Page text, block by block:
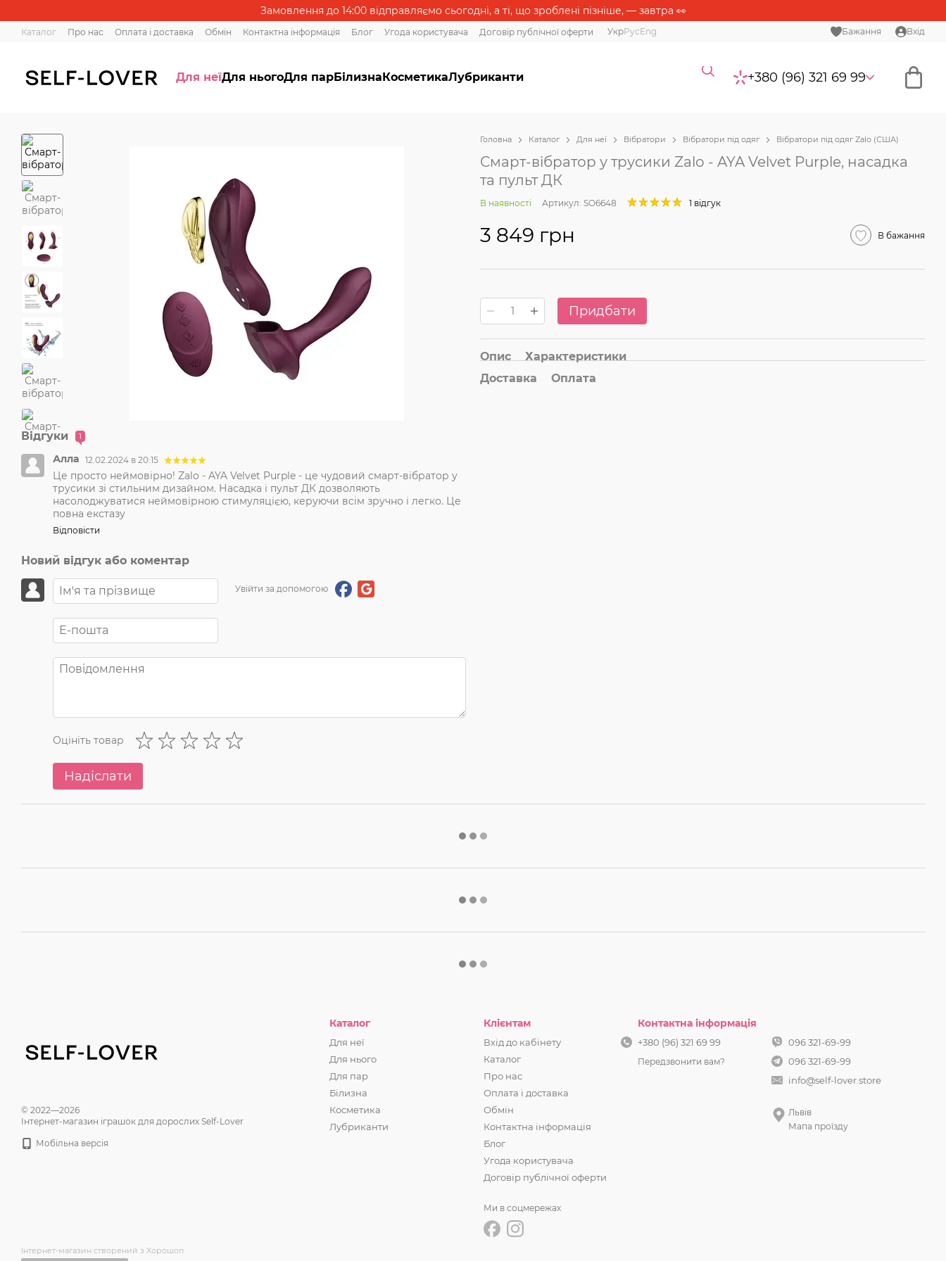
Замовлення до 14:00 відправляємо сьогодні, а ті, що зроблені пізніше, — завтра 👀
Каталог Про нас Оплата і доставка Обмін Контактна інформація Блог Угода користувача Договір публічної оферти УкрРусEng Бажання Вхід
Для неїДля ньогоДля парБілизнаКосметикаЛубриканти +380 (96) 321 69 99
Відгуки 1
Алла 12.02.2024 в 20:15
Це просто неймовірно! Zalo - AYA Velvet Purple - це чудовий смарт-вібратор у
трусики зі стильним дизайном. Насадка і пульт ДК дозволяють
насолоджуватися неймовірною стимуляцією, керуючи всім зручно і легко. Це
повна екстазу
Відповісти
Новий відгук або коментар
Увійти за допомогою
Оцініть товар
Надіслати
Головна Каталог Для неї Вібратори Вібратори під одяг Вібратори під одяг Zalo (США)
Смарт-вібратор у трусики Zalo - AYA Velvet Purple, насадка
та пульт ДК
В наявності Артикул: SO6648 1 відгук
3 849 грн В бажання
Придбати
Опис
Характеристики
Доставка
Оплата
© 2022—2026
Інтернет-магазин іграшок для дорослих Self-Lover
Мобільна версія
Інтернет-магазин створений з Хорошоп
Каталог
Для неї
Для нього
Для пар
Білизна
Косметика
Лубриканти
Клієнтам
Вхід до кабінету
Каталог
Про нас
Оплата і доставка
Обмін
Контактна інформація
Блог
Угода користувача
Договір публічної оферти
Ми в соцмережах
Контактна інформація
+380 (96) 321 69 99
Передзвонити вам?
096 321-69-99
096 321-69-99
info@self-lover.store
Львів
Мапа проїзду